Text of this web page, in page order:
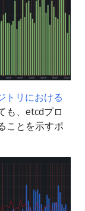
トリにおける
も、etcdプロ
ことを示すポ